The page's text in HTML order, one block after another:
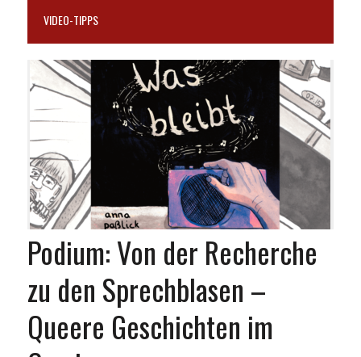
VIDEO-TIPPS
Podium: Von der Recherche
zu den Sprechblasen –
Queere Geschichten im